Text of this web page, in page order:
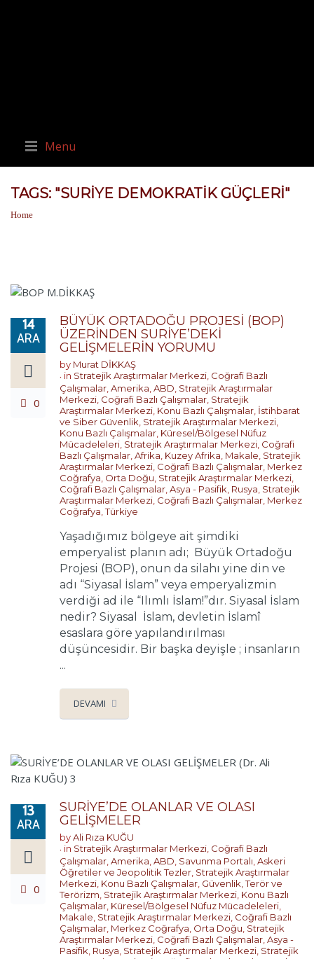
Menu
TAGS: "SURIYE DEMOKRATIK GÜÇLERI"
Home
14
ARA
0
BÜYÜK ORTADOĞU PROJESİ (BOP)
ÜZERİNDEN SURİYE’DEKİ
GELİŞMELERİN YORUMU
by Murat DİKKAŞ
in Stratejik Araştırmalar Merkezi, Coğrafi Bazlı
Çalışmalar,Amerika,ABD, Stratejik Araştırmalar
Merkezi, Coğrafi Bazlı Çalışmalar, Stratejik
Araştırmalar Merkezi, Konu Bazlı Çalışmalar, İstihbarat
ve Siber Güvenlik, Stratejik Araştırmalar Merkezi,
Konu Bazlı Çalışmalar, Küresel/Bölgesel Nüfuz
Mücadeleleri, Stratejik Araştırmalar Merkezi, Coğrafi
Bazlı Çalışmalar,Afrika, Kuzey Afrika, Makale, Stratejik
Araştırmalar Merkezi, Coğrafi Bazlı Çalışmalar, Merkez
Coğrafya, Orta Doğu, Stratejik Araştırmalar Merkezi,
Coğrafi Bazlı Çalışmalar,Asya - Pasifik, Rusya, Stratejik
Araştırmalar Merkezi, Coğrafi Bazlı Çalışmalar, Merkez
Coğrafya,Türkiye
Yaşadığımız bölgeye ait şimdiki
emperyalist planın adı; Büyük Ortadoğu
Projesi (BOP), onun da silahı yine din ve
adı “Siyasal İslam” veya emperyalizmin
verdiği ad ile “Ilımlı İslam!”dır. Siyasal İslam
nedir? Siyasal İslam, devletin İslamî
esaslara göre yapılandırılması
düşüncesidir. Bir başka deyişle ; insanların
...
DEVAMI
13
ARA
0
SURİYE’DE OLANLAR VE OLASI
GELİŞMELER
byAli Rıza KUĞU
in Stratejik Araştırmalar Merkezi, Coğrafi Bazlı
Çalışmalar,Amerika,ABD, Savunma Portalı,Askeri
Öğretiler ve Jeopolitik Tezler, Stratejik Araştırmalar
Merkezi, Konu Bazlı Çalışmalar, Güvenlik, Terör ve
Terörizm, Stratejik Araştırmalar Merkezi, Konu Bazlı
Çalışmalar, Küresel/Bölgesel Nüfuz Mücadeleleri,
Makale, Stratejik Araştırmalar Merkezi, Coğrafi Bazlı
Çalışmalar, Merkez Coğrafya, Orta Doğu, Stratejik
Araştırmalar Merkezi, Coğrafi Bazlı Çalışmalar,Asya -
Pasifik, Rusya, Stratejik Araştırmalar Merkezi, Stratejik